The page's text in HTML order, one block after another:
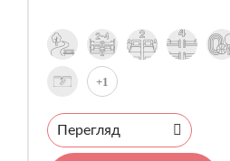
+1
Перегляд